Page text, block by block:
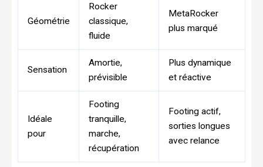
Géométrie
Rocker
classique,
fluide
MetaRocker
plus marqué
Sensation
Amortie,
prévisible
Plus dynamique
et réactive
Idéale
pour
Footing
tranquille,
marche,
récupération
Footing actif,
sorties longues
avec relance